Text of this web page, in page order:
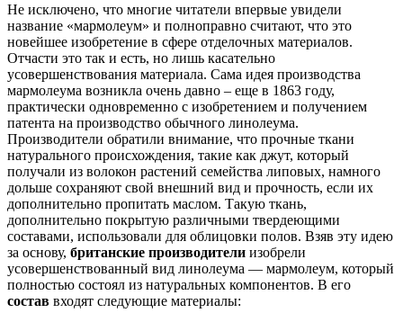
Не исключено, что многие читатели впервые увидели
название «мармолеум» и полноправно считают, что это
новейшее изобретение в сфере отделочных материалов.
Отчасти это так и есть, но лишь касательно
усовершенствования материала. Сама идея производства
мармолеума возникла очень давно – еще в 1863 году,
практически одновременно с изобретением и получением
патента на производство обычного линолеума.
Производители обратили внимание, что прочные ткани
натурального происхождения, такие как джут, который
получали из волокон растений семейства липовых, намного
дольше сохраняют свой внешний вид и прочность, если их
дополнительно пропитать маслом. Такую ткань,
дополнительно покрытую различными твердеющими
составами, использовали для облицовки полов. Взяв эту идею
за основу, британские производители изобрели
усовершенствованный вид линолеума — мармолеум, который
полностью состоял из натуральных компонентов. В его
состав входят следующие материалы: